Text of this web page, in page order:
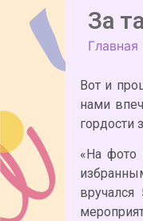
За
Главная
Вот и
нами
гордости
«На фото